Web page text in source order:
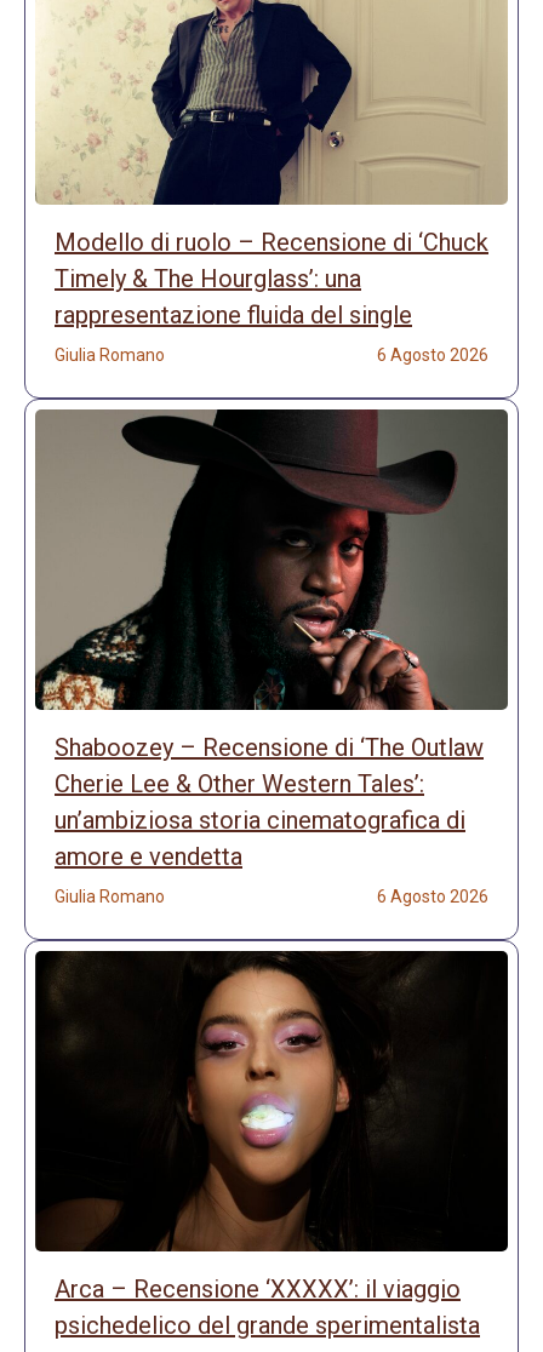
Modello di ruolo – Recensione di ‘Chuck
Timely & The Hourglass’: una
rappresentazione fluida del single
Giulia Romano 6 Agosto 2026
Shaboozey – Recensione di ‘The Outlaw
Cherie Lee & Other Western Tales’:
un’ambiziosa storia cinematografica di
amore e vendetta
Giulia Romano 6 Agosto 2026
Arca – Recensione ‘XXXXX’: il viaggio
psichedelico del grande sperimentalista